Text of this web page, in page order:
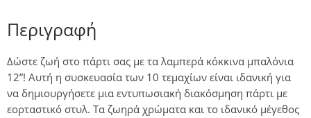
Περιγραφή
Δώστε ζωή στο πάρτι σας με τα λαμπερά κόκκινα μπαλόνια
12”! Αυτή η συσκευασία των 10 τεμαχίων είναι ιδανική για
να δημιουργήσετε μια εντυπωσιακή διακόσμηση πάρτι με
εορταστικό στυλ. Τα ζωηρά χρώματα και το ιδανικό μέγεθος